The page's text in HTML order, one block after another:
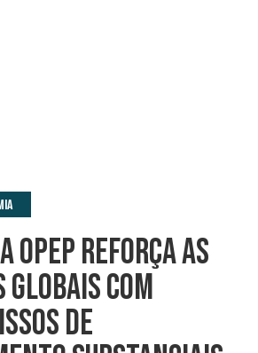
OPEP REFORÇA AS
GLOBAIS COM
DE